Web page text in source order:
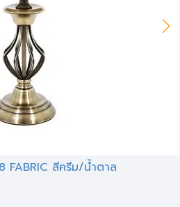
FABRIC สีครีม/น้ำตาล